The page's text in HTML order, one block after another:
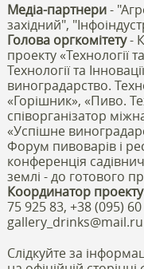
Медіа-партнери-
західний",
Голова оргкомітету-
проекту «Технології
Технології та
виноградарство.
«Горішник», «Пиво.
співорганізатор
«Успішне
Форум пивоварів і
конференція
землі - до готового
Координатор проекту
75 925 83, +38 (095)
gallery_drinks@mail.ru
Слідкуйте за